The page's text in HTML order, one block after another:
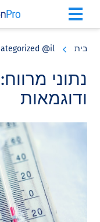
בית @il
נתוני
ודוגמאות